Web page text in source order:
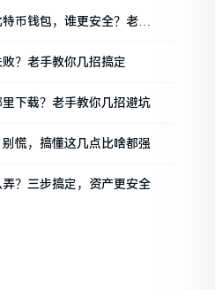
币钱包，谁更安全？老玩
？老手教你几招搞定
下载？老手教你几招避坑
慌，搞懂这几点比啥都强
？三步搞定，资产更安全